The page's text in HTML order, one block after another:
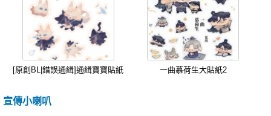
[原創BL|錯誤通緝]通緝寶寶貼紙 一曲慕荷生大貼紙2
宣傳小喇叭